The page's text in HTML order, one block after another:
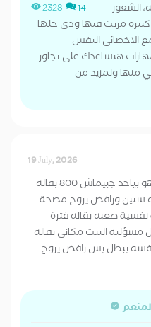
2328 14
الشعور
مريت فيها ودي حلها
الاخصائي النفس
هتساعدك على تجاوز
منها ولمزيد من
19 July, 2026
عاوزة دكتور لابني لعلاج الادمان هو بياخد جبيماش 800 بقاله
سنين ورافض يروح مصحة
صعبه بقاله فترة
البيت مكاني بقاله
يبطل بس رافض يروح